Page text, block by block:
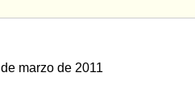
marzo de 2011